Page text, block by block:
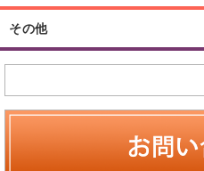
その他